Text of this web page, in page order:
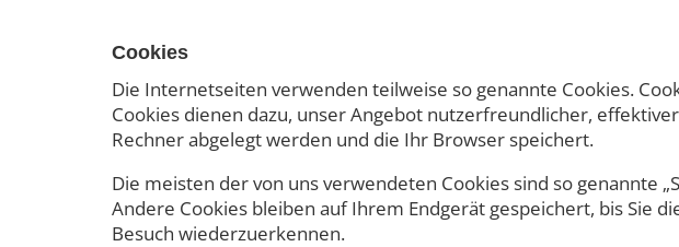
Cookies
Die Internetseiten verwenden teilweise so genannte Cookies.
Cookies dienen dazu, unser Angebot nutzerfreundlicher,
Rechner abgelegt werden und die Ihr Browser speichert.
Die meisten der von uns verwendeten Cookies sind so genannte
Andere Cookies bleiben auf Ihrem Endgerät gespeichert, bis Sie
Besuch wiederzuerkennen.